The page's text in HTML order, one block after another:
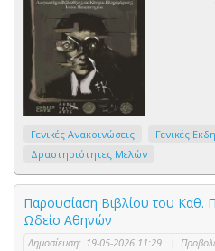
Γενικές Ανακοινώσεις Γενικές
Δραστηριότητες Μελών
Παρουσίαση Βιβλίου του Καθ.
Ωδείο Αθηνών
Δημοσίευση: 19-05-2026 11:29 |